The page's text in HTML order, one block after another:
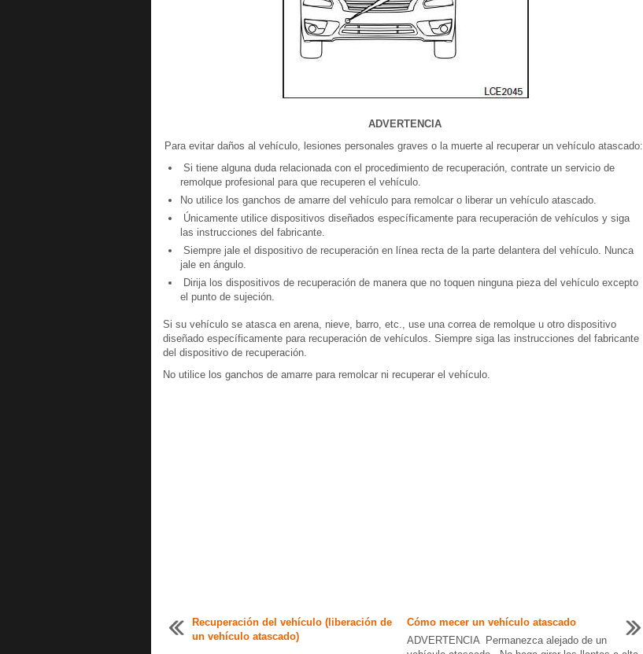
ADVERTENCIA
Para evitar daños al vehículo, lesiones personales graves o la muerte al recuperar un vehículo atascado:
Si tiene alguna duda relacionada con el procedimiento de recuperación, contrate un servicio de
remolque profesional para que recuperen el vehículo.
No utilice los ganchos de amarre del vehículo para remolcar o liberar un vehículo atascado.
Únicamente utilice dispositivos diseñados específicamente para recuperación de vehículos y siga
las instrucciones del fabricante.
Siempre jale el dispositivo de recuperación en línea recta de la parte delantera del vehículo. Nunca
jale en ángulo.
Dirija los dispositivos de recuperación de manera que no toquen ninguna pieza del vehículo excepto
el punto de sujeción.
Si su vehículo se atasca en arena, nieve, barro, etc., use una correa de remolque u otro dispositivo
diseñado específicamente para recuperación de vehículos. Siempre siga las instrucciones del fabricante
del dispositivo de recuperación.
No utilice los ganchos de amarre para remolcar ni recuperar el vehículo.
Recuperación del vehículo (liberación de
un vehículo atascado)
Cómo mecer un vehículo atascado
ADVERTENCIA Permanezca alejado de un